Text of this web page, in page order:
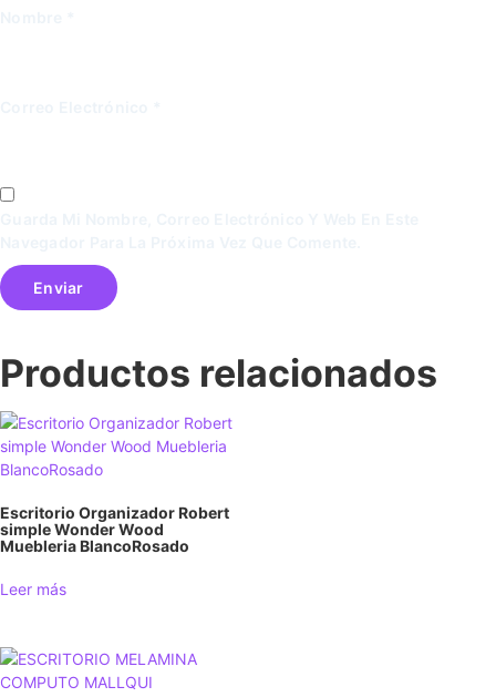
Productos relacionados
Escritorio Organizador Robert
simple Wonder Wood
Muebleria BlancoRosado
Leer más